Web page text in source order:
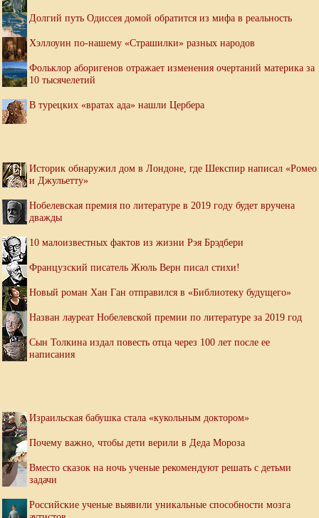
Долгий путь Одиссея домой обратится из мифа в реальность
Хэллоуин по-нашему «Страшилки» разных народов
Фольклор аборигенов отражает изменения очертаний материка за
10 тысячелетий
В турецких «вратах ада» нашли Цербера
Историк обнаружил дом в Лондоне, где Шекспир написал «Ромео
и Джульетту»
Нобелевская премия по литературе в 2019 году будет вручена
дважды
10 малоизвестных фактов из жизни Рэя Брэдбери
Французский писатель Жюль Верн писал стихи!
Новый роман Хан Ган отправился в «Библиотеку будущего»
Назван лауреат Нобелевской премии по литературе за 2019 год
Сын Толкина издал повесть отца через 100 лет после ее
написания
Израильская бабушка стала «кукольным доктором»
Почему важно, чтобы дети верили в Деда Мороза
Вместо сказок на ночь ученые рекомендуют решать с детьми
задачи
Российские ученые выявили уникальные способности мозга